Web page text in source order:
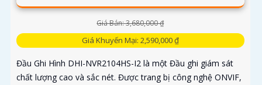
Giá Bán: 3,680,000 ₫
Giá Khuyến Mại: 2,590,000 ₫
Đầu Ghi Hình DHI-NVR2104HS-I2 là một Đầu ghi giám sát
chất lượng cao và sắc nét. Được trang bị công nghệ ONVIF,